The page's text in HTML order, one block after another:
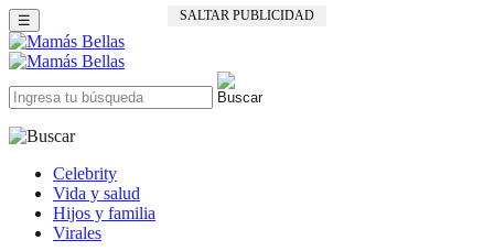
SALTAR PUBLICIDAD
☰
Celebrity
Vida y salud
Hijos y familia
Virales